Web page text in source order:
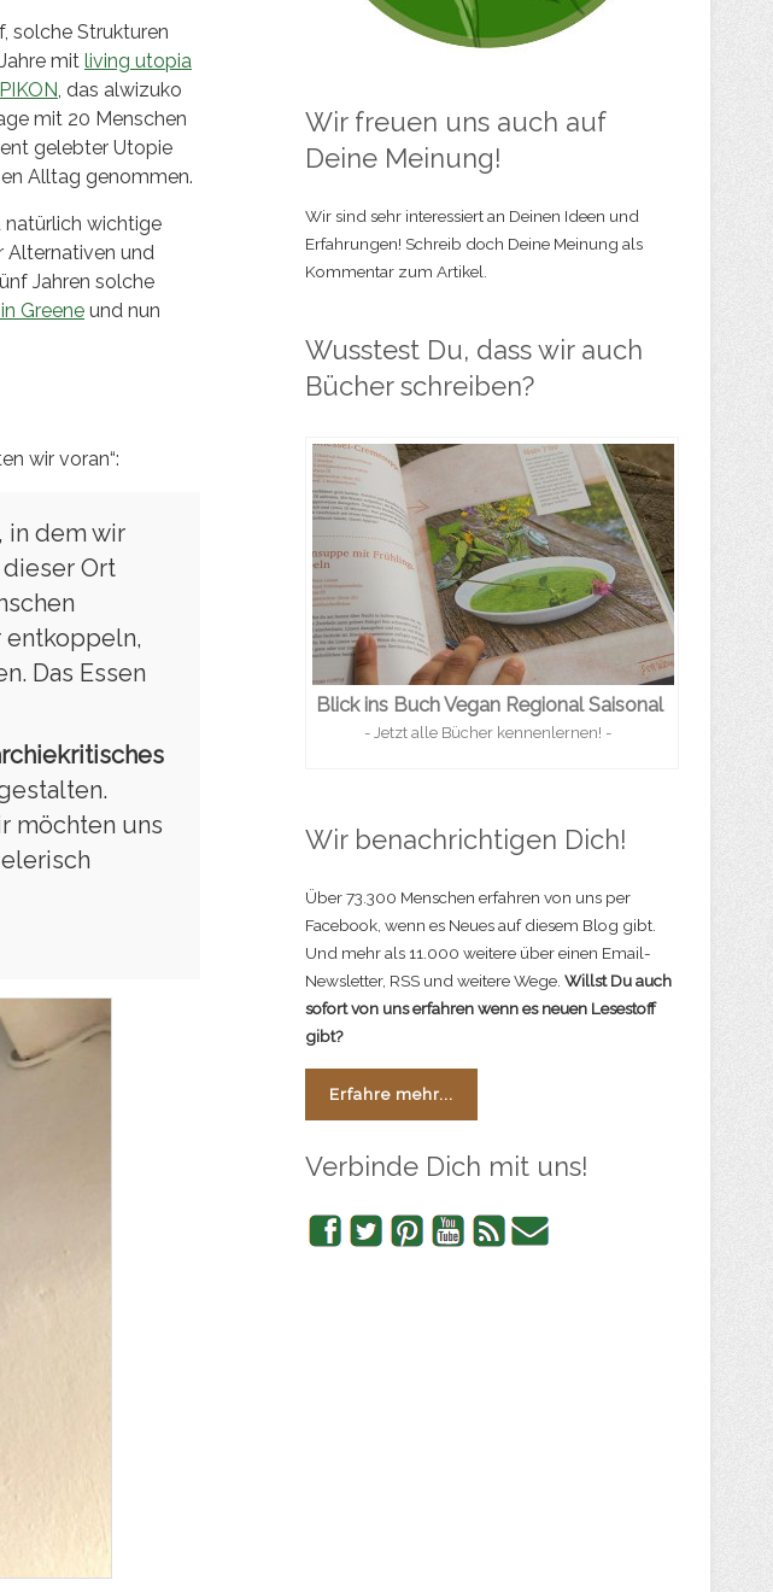
solche Strukturen
mit living utopia
, das alwizuko
mit 20 Menschen
gelebter Utopie
Alltag genommen.
natürlich wichtige
Alternativen und
Jahren solche
Greene und nun
wir voran“:
in dem wir
Ort
entkoppeln,
Das Essen
möchten uns
Wir freuen uns auch auf
Deine Meinung!
Wir sind sehr interessiert an Deinen Ideen und
Erfahrungen! Schreib doch Deine Meinung als
Kommentar zum Artikel.
Wusstest Du, dass wir auch
Bücher schreiben?
Blick ins Buch Vegan Regional Saisonal
- Jetzt alle Bücher kennenlernen! -
Wir benachrichtigen Dich!
Über 73.300 Menschen erfahren von uns per
Facebook, wenn es Neues auf diesem Blog gibt.
Und mehr als 11.000 weitere über einen Email-
Newsletter, RSS und weitere Wege. Willst Du auch
sofort von uns erfahren wenn es neuen Lesestoff
gibt?
Erfahre mehr...
Verbinde Dich mit uns!
Facebook
TwitterPinterestYouTubeRSS